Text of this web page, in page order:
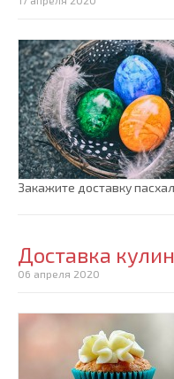
Закажите доставку
Доставка
06 апреля 2020